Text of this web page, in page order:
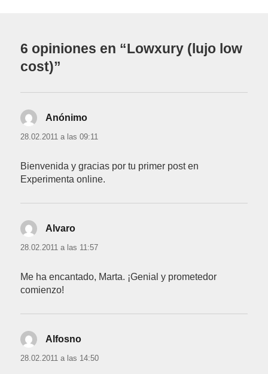
6 opiniones en “Lowxury (lujo low
cost)”
Anónimo
28.02.2011 a las 09:11
Bienvenida y gracias por tu primer post en
Experimenta online.
Alvaro
28.02.2011 a las 11:57
Me ha encantado, Marta. ¡Genial y prometedor
comienzo!
Alfosno
28.02.2011 a las 14:50